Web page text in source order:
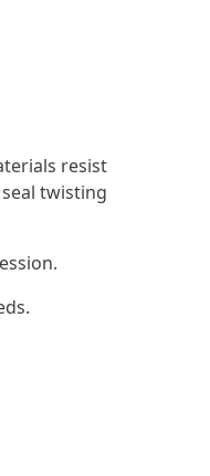
resist
twisting